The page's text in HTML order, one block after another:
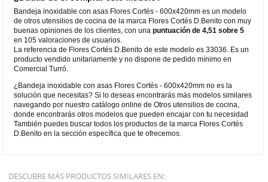
Bandeja inoxidable con asas Flores Cortés - 600x420mm es un modelo
de otros utensilios de cocina de la marca Flores Cortés D.Benito con muy
buenas opiniones de los clientes, con unapuntuación de 4,51 sobre 5
en 105 valoraciones de usuarios.
La referencia de Flores Cortés D.Benito de este modelo es 33036. Es un
producto vendido unitariamente y no dispone de pedido mínimo en
Comercial Turró.
¿Bandeja inoxidable con asas Flores Cortés - 600x420mm no es la
solución que necesitas? Si lo deseas encontrarás más modelos similares
navegando por nuestro catálogo online de Otros utensilios de cocina,
donde encontrarás otros modelos que pueden encajar con tu necesidad
También puedes buscar todos los productos de la marca Flores Cortés
D.Benito en la sección específica que te ofrecemos.
DESCUBRE MÁS PRODUCTOS SIMILARES EN: